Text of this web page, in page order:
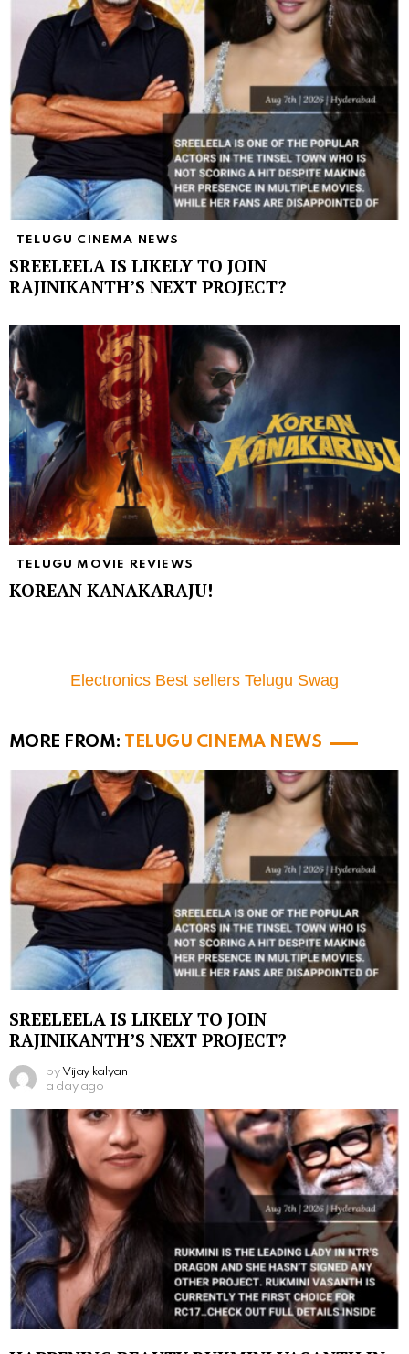
TELUGU CINEMA NEWS
SREELEELA IS LIKELY TO JOIN
RAJINIKANTH’S NEXT PROJECT?
TELUGU MOVIE REVIEWS
KOREAN KANAKARAJU!
Electronics Best sellers Telugu Swag
MORE FROM: TELUGU CINEMA NEWS
SREELEELA IS LIKELY TO JOIN
RAJINIKANTH’S NEXT PROJECT?
by Vijay kalyan
a day ago